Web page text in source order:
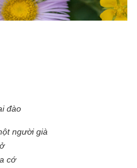
đào
người già
cớ